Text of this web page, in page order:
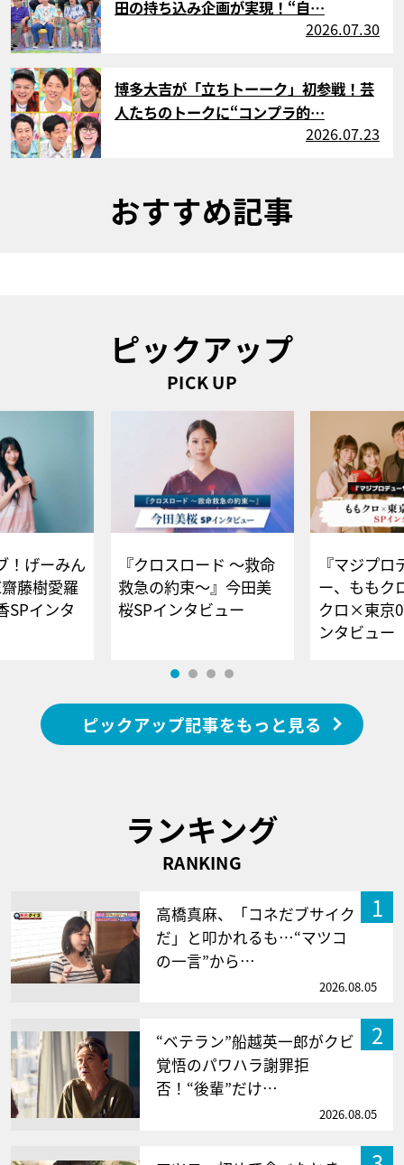
田の持ち込み企画が実現！“自…
2026.07.30
サムネイル
博多大吉が「立ちトーーク」初参戦！芸
人たちのトークに“コンプラ的…
2026.07.23
おすすめ記事
ピックアップ
PICK UP
！げーみん
藤樹愛羅
SPインタ
『クロスロード ～救命
救急の約束～』今田美
桜SPインタビュー
『マジプロ
ー、ももク
クロ×東京
ンタビュー
ピックアップ記事をもっと見る
ランキング
RANKING
1
高橋真麻、「コネだブサイク
だ」と叩かれるも…“マツコ
の一言”から…
2026.08.05
2
“ベテラン”船越英一郎がクビ
覚悟のパワハラ謝罪拒
否！“後輩”だけ…
2026.08.05